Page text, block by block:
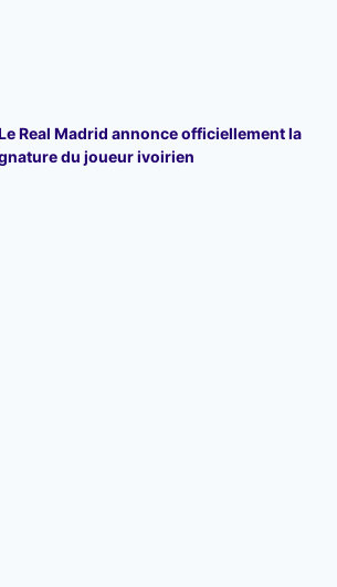
Real Madrid annonce officiellement la
du joueur ivoirien